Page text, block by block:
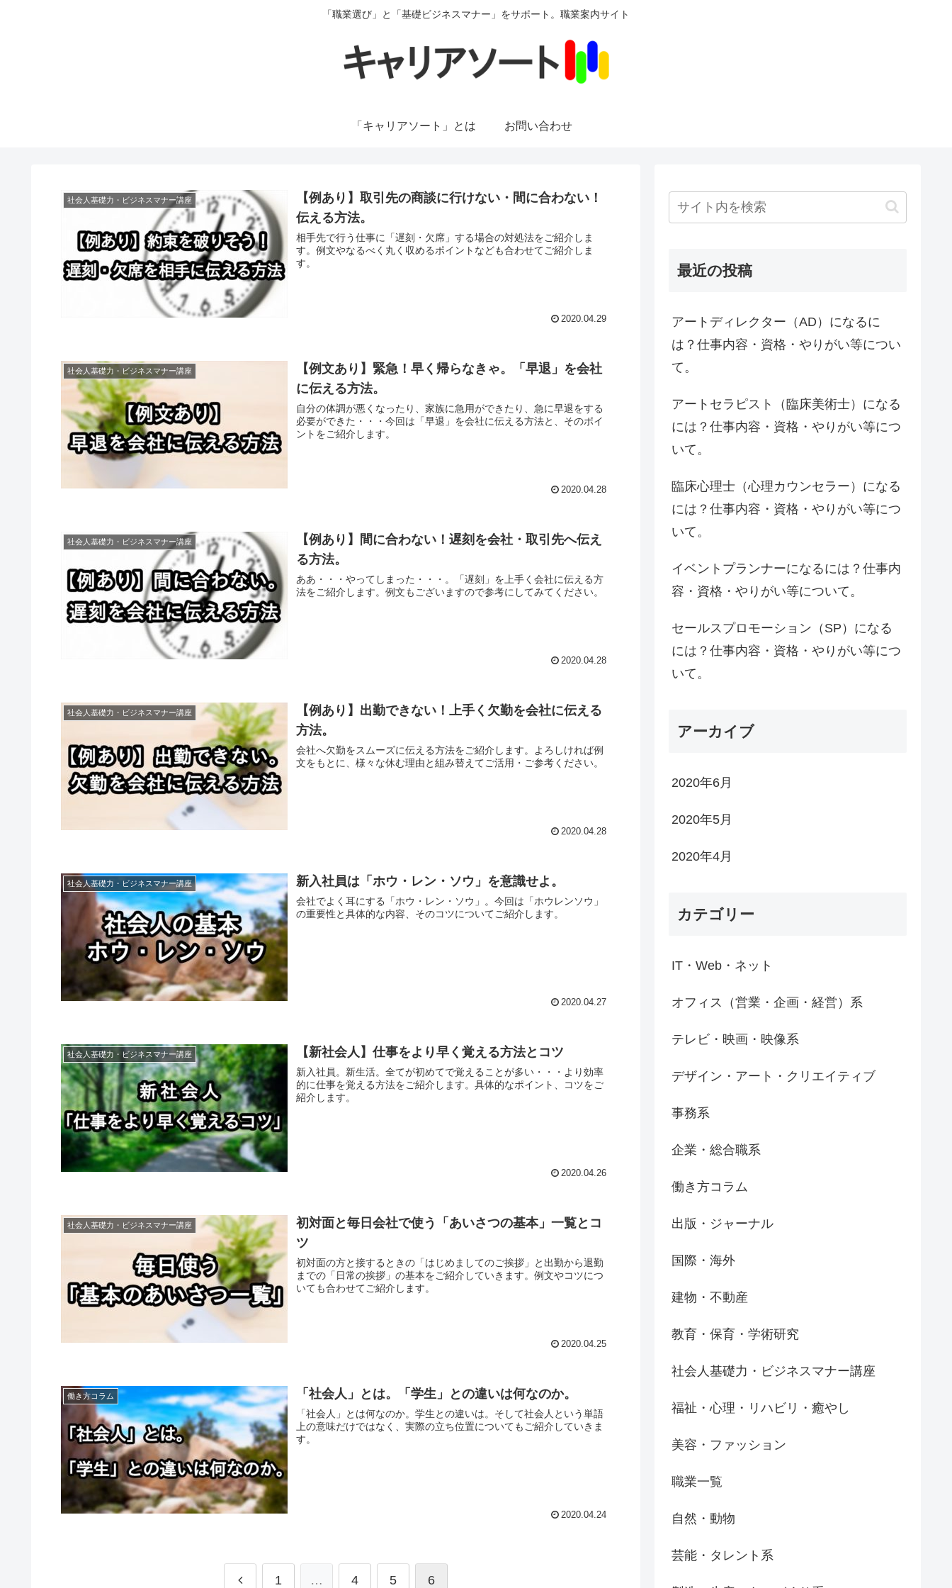
「職業選び」と「基礎ビジネスマナー」をサポート。職業案内サイト
「キャリアソート」とは お問い合わせ
社会人基礎力・ビジネスマナー講座
【例あり】取引先の商談に行けない・間に合わない！
伝える方法。
相手先で行う仕事に「遅刻・欠席」する場合の対処法をご紹介しま
す。例文やなるべく丸く収めるポイントなども合わせてご紹介しま
す。
2020.04.29
社会人基礎力・ビジネスマナー講座
【例文あり】緊急！早く帰らなきゃ。「早退」を会社
に伝える方法。
自分の体調が悪くなったり、家族に急用ができたり、急に早退をする
必要ができた・・・今回は「早退」を会社に伝える方法と、そのポイ
ントをご紹介します。
2020.04.28
社会人基礎力・ビジネスマナー講座
【例あり】間に合わない！遅刻を会社・取引先へ伝え
る方法。
ああ・・・やってしまった・・・。「遅刻」を上手く会社に伝える方
法をご紹介します。例文もございますので参考にしてみてください。
2020.04.28
社会人基礎力・ビジネスマナー講座
【例あり】出勤できない！上手く欠勤を会社に伝える
方法。
会社へ欠勤をスムーズに伝える方法をご紹介します。よろしければ例
文をもとに、様々な休む理由と組み替えてご活用・ご参考ください。
2020.04.28
社会人基礎力・ビジネスマナー講座 新入社員は「ホウ・レン・ソウ」を意識せよ。
会社でよく耳にする「ホウ・レン・ソウ」。今回は「ホウレンソウ」
の重要性と具体的な内容、そのコツについてご紹介します。
2020.04.27
社会人基礎力・ビジネスマナー講座 【新社会人】仕事をより早く覚える方法とコツ
新入社員。新生活。全てが初めてで覚えることが多い・・・より効率
的に仕事を覚える方法をご紹介します。具体的なポイント、コツをご
紹介します。
2020.04.26
社会人基礎力・ビジネスマナー講座
初対面と毎日会社で使う「あいさつの基本」一覧とコ
ツ
初対面の方と接するときの「はじめましてのご挨拶」と出勤から退勤
までの「日常の挨拶」の基本をご紹介していきます。例文やコツにつ
いても合わせてご紹介します。
2020.04.25
働き方コラム 「社会人」とは。「学生」との違いは何なのか。
「社会人」とは何なのか。学生との違いは。そして社会人という単語
上の意味だけではなく、実際の立ち位置についてもご紹介していきま
す。
2020.04.24
1 … 4 5 6
最近の投稿
アートディレクター（AD）になるに
は？仕事内容・資格・やりがい等につい
て。
アートセラピスト（臨床美術士）になる
には？仕事内容・資格・やりがい等につ
いて。
臨床心理士（心理カウンセラー）になる
には？仕事内容・資格・やりがい等につ
いて。
イベントプランナーになるには？仕事内
容・資格・やりがい等について。
セールスプロモーション（SP）になる
には？仕事内容・資格・やりがい等につ
いて。
アーカイブ
2020年6月
2020年5月
2020年4月
カテゴリー
IT・Web・ネット
オフィス（営業・企画・経営）系
テレビ・映画・映像系
デザイン・アート・クリエイティブ
事務系
企業・総合職系
働き方コラム
出版・ジャーナル
国際・海外
建物・不動産
教育・保育・学術研究
社会人基礎力・ビジネスマナー講座
福祉・心理・リハビリ・癒やし
美容・ファッション
職業一覧
自然・動物
芸能・タレント系